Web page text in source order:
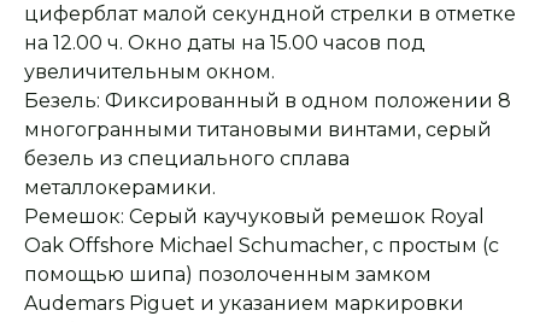
циферблат малой секундной стрелки в отметке
на 12.00 ч. Окно даты на 15.00 часов под
увеличительным окном.
Безель: Фиксированный в одном положении 8
многогранными титановыми винтами, серый
безель из специального сплава
металлокерамики.
Ремешок: Серый каучуковый ремешок Royal
Oak Offshore Michael Schumacher, с простым (с
помощью шипа) позолоченным замком
Audemars Piguet и указанием маркировки
Оплата при получении
Заказ опласивается
осмотра товара
Подробная
консультация
Ответим на все вопросы
Сервисное
обслуживание
На все товары
распространяется
Превосходное исполнение
Реплики только